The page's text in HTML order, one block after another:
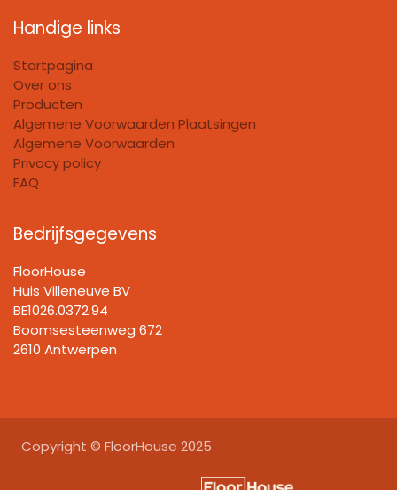
Handige links
Startpagina
Over ons
Producten
Algemene Voorwaarden Plaatsingen
Algemene Voorwaarden
Privacy policy
FAQ
Bedrijfsgegevens
FloorHouse
Huis Villeneuve BV​
BE1026.0372.94
Boomsesteenweg 672
2610 Antwerpen
Copyright © FloorHouse 2025